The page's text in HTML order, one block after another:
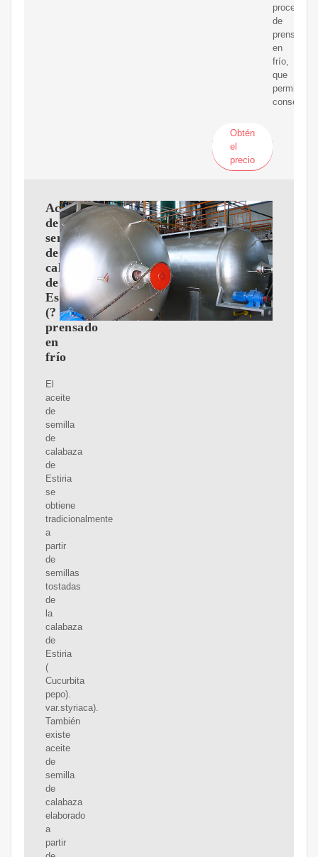
proceso
de
prensado
en
frío,
que
permite
conservar
Obtén
el
precio
Aceite
de
semilla
de
calabaza,
de
Estiria
(?
prensado
en
frío
El
aceite
de
semilla
de
calabaza
de
Estiria
se
obtiene
tradicionalmente
a
partir
de
semillas
tostadas
de
la
calabaza
de
Estiria
(
Cucurbita
pepo).
var.styriaca).
También
existe
aceite
de
semilla
de
calabaza
elaborado
a
partir